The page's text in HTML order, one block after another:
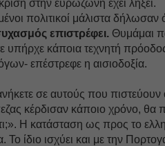
στην ευρωζώνη έχει λήξει.
πολιτικοί μάλιστα δήλωσαν
επιστρέφει. Θυμάμαι
υπήρχε κάποια τεχνητή
επέστρεφε η αισιοδοξία.
σε αυτούς που πιστεύουν
κέρδισαν κάποιο χρόνο, θα
τι;». Η κατάσταση ως προς το
Το ίδιο ισχύει και με την